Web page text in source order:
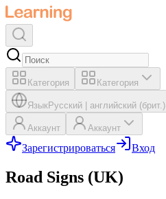
Категория Категория
ЯзыкРусский английский (брит.)
Аккаунт Аккаунт
Зарегистрироваться Вход
Road Signs (UK)